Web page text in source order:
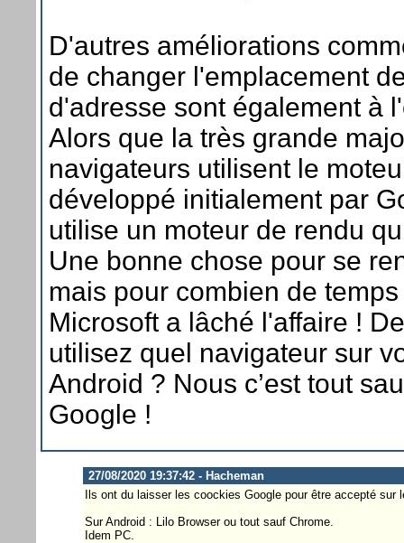
D'autres améliorations
de changer l'emplacement
d'adresse sont également à
Alors que la très grande
navigateurs utilisent le
développé initialement par
utilise un moteur de rendu
Une bonne chose pour se
mais pour combien de
Microsoft a lâché l'affaire !
utilisez quel navigateur sur
Android ? Nous c’est tout
Google !
27/08/2020 19:37:42 - Hacheman
Ils ont du laisser les coockies Google pour être accepté sur
Sur Android : Lilo Browser ou tout sauf Chrome.
Idem PC.